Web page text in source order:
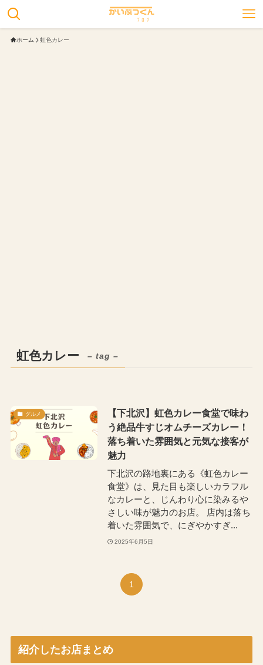
ホーム 虹色カレー
虹色カレー – tag –
グルメ
【下北沢】虹色カレー食堂で味わ
う絶品牛すじオムチーズカレー！
落ち着いた雰囲気と元気な接客が
魅力
下北沢の路地裏にある《虹色カレー
食堂》は、見た目も楽しいカラフル
なカレーと、じんわり心に染みるや
さしい味が魅力のお店。 店内は落ち
着いた雰囲気で、にぎやかすぎ...
2025年6月5日
1
紹介したお店まとめ